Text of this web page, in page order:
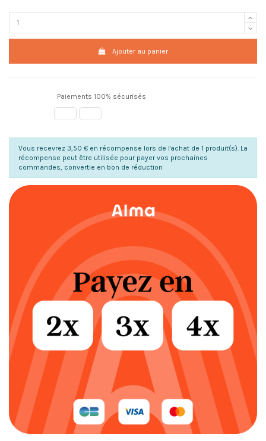
Ajouter au panier
Paiements 100% sécurisés
Vous recevrez 3,50 € en récompense lors de l'achat de 1 produit(s). La
récompense peut être utilisée pour payer vos prochaines
commandes, convertie en bon de réduction